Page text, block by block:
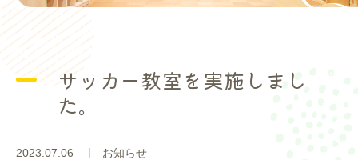
アクセスサッカー教室を実施しまし
た。
2023.07.06 お知らせ